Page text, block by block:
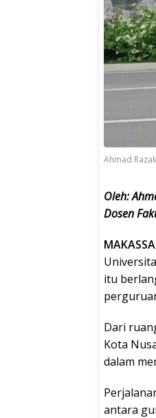
Ahmad
Oleh:
Dosen
itu
Dari
Kota
dalam
antara